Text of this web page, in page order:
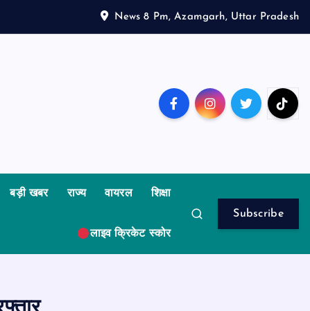
News 8 Pm, Azamgarh, Uttar Pradesh
बड़ी खबर राज्य वायरल शिक्षा
लाइव क्रिकेट स्कोर
Subscribe